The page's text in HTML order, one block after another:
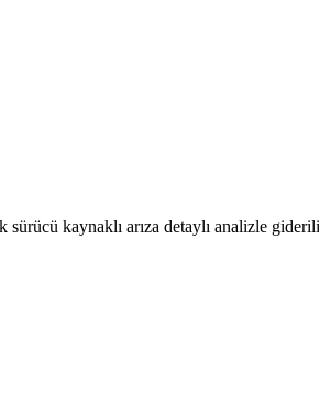
kaynaklı arıza detaylı analizle